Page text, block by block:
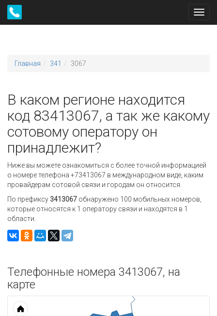
Главная 341 3067
В каком регионе находится
код 83413067, а так же какому
сотовому оператору он
принадлежит?
Ниже вы можете ознакомиться с более точной информацией
о номере телефона +73413067 в международном виде, каким
провайдерам сотовой связи и городам он относится.
По префиксу 3413067 обнаружено 100 мобильных номеров,
которые относятся к 1 оператору связи и находятся в 1
области.
Телефонные номера 3413067, на
карте